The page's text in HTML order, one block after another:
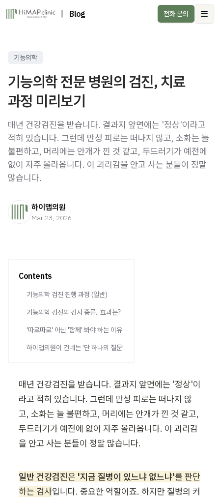
Blog 전화 문의
기능의학
기능의학 전문 병원의 검진, 치료
과정 미리보기
매년 건강검진을 받습니다. 결과지 앞면에는 '정상'이라고
적혀 있습니다. 그런데 만성 피로는 떠나지 않고, 소화는 늘
불편하고, 머리에는 안개가 낀 것 같고, 두드러기가 예전에
없이 자주 올라옵니다. 이 괴리감을 안고 사는 분들이 정말
많습니다.
하이맵의원
Mar 23, 2026
Contents
기능의학 검진 진행 과정 (일반)
기능의학 검진의 검사 종류.. 효과는?
'따로따로' 아닌 '함께' 봐야 하는 이유
하이맵의원이 건네는 ‘단 하나의 질문’
매년 건강검진을 받습니다. 결과지 앞면에는 '정상'이
라고 적혀 있습니다. 그런데 만성 피로는 떠나지 않
고, 소화는 늘 불편하고, 머리에는 안개가 낀 것 같고,
두드러기가 예전에 없이 자주 올라옵니다. 이 괴리감
을 안고 사는 분들이 정말 많습니다.
일반 건강검진은 '지금 질병이 있느냐 없느냐'를 판단
하는 검사입니다. 중요한 역할이죠. 하지만 질병의 커